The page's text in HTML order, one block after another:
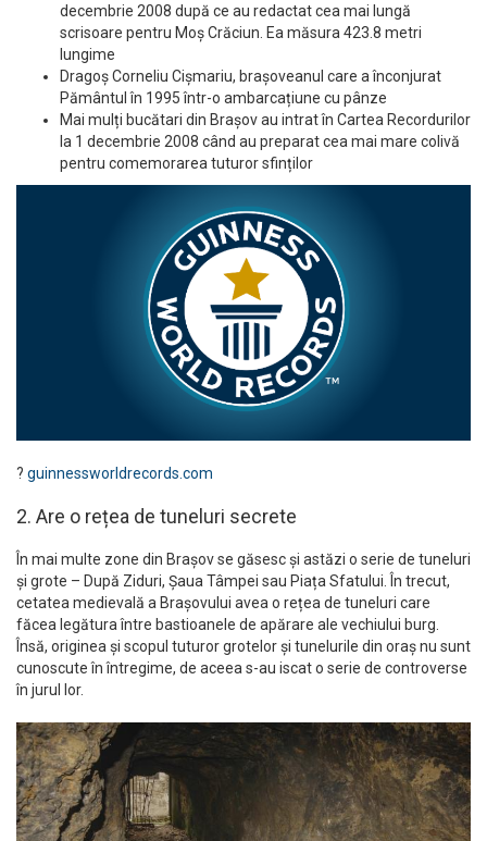
decembrie 2008 după ce au redactat cea mai lungă
scrisoare pentru Moș Crăciun. Ea măsura 423.8 metri
lungime
Dragoș Corneliu Cișmariu, brașoveanul care a înconjurat
Pământul în 1995 într-o ambarcațiune cu pânze
Mai mulți bucătari din Brașov au intrat în Cartea Recordurilor
la 1 decembrie 2008 când au preparat cea mai mare colivă
pentru comemorarea tuturor sfinților
? guinnessworldrecords.com
2. Are o rețea de tuneluri secrete
În mai multe zone din Brașov se găsesc și astăzi o serie de tuneluri
și grote – După Ziduri, Șaua Tâmpei sau Piața Sfatului. În trecut,
cetatea medievală a Brașovului avea o rețea de tuneluri care
făcea legătura între bastioanele de apărare ale vechiului burg.
Însă, originea și scopul tuturor grotelor și tunelurile din oraș nu sunt
cunoscute în întregime, de aceea s-au iscat o serie de controverse
în jurul lor.